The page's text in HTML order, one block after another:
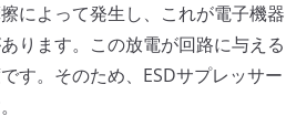
によって発生し、これが電子機器
ります。この放電が回路に与える
す。そのため、ESDサプレッサー